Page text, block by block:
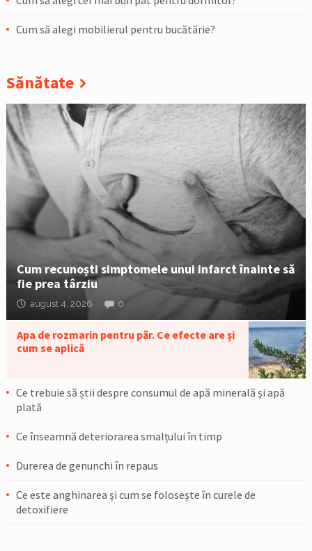
Cum să alegi mobilierul pentru bucătărie?
Sănătate
Cum recunoști simptomele unui infarct înainte să
fie prea târziu
august 4, 2026 0
Apa de rozmarin pentru păr. Ce efecte are și
cum se aplică
Ce trebuie să știi despre consumul de apă minerală și apă
plată
Ce înseamnă deteriorarea smalțului în timp
Durerea de genunchi în repaus
Ce este anghinarea și cum se folosește în curele de
detoxifiere